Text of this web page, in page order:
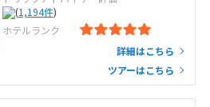
(1,194件)
ホテルランク
詳細はこちら
ツアーはこちら